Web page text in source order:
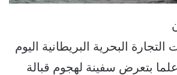
البحرية البريطانية اليوم
بتعرض سفينة لهجوم قبالة